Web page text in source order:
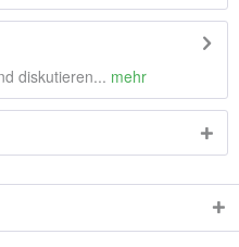
diskutieren... mehr